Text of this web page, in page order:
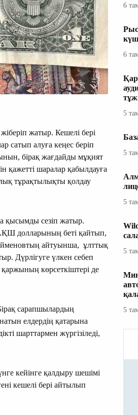
жатыр. Кешелі бері
сатып алуға кеңес беріп
бірақ жағдайды мұқият
қажетті шаралар қабылдауға
тұрақтылықты қолдау
қысымды сезіп жатыр.
долларының беті қайтып,
айтуынша, ұлттық
Дүрлігуге үлкен себеп
көрсеткіштері де
сарапшылардың
елдердің қатарына
шарттармен жүргізіледі,
кейінге қалдыру шешімі
кешелі бері айтылып
6
6
5
5
5
5
5